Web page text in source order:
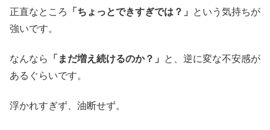
正直なところ 「ちょっとできすぎでは？」
という気持ちが
強いです。
なんなら 「まだ増え続けるのか？」
と、逆に変な不安感が
あるぐらいです。
浮かれすぎず、油断せず。